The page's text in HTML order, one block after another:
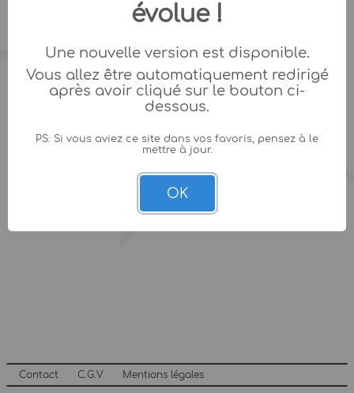
Contact C.G.V Mentions légales
évolue !
Une nouvelle version est disponible.
Vous allez être automatiquement redirigé
après avoir cliqué sur le bouton ci-
dessous.
PS: Si vous aviez ce site dans vos favoris, pensez à le
mettre à jour.
OK